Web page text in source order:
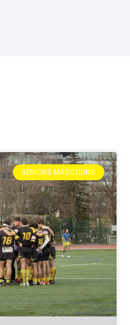
SÉNIORS MASCULINS